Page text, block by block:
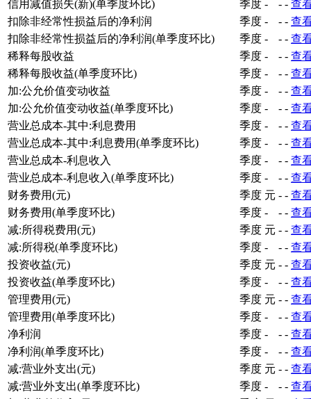
信用减值损失(新)(单季度环比)
季度 - - - 查
扣除非经常性损益后的净利润
季度 - - - 查
扣除非经常性损益后的净利润(单季度环比)
季度 - - - 查
稀释每股收益
季度 - - - 查
稀释每股收益(单季度环比)
季度 - - - 查
加:公允价值变动收益
季度 - - - 查
加:公允价值变动收益(单季度环比)
季度 - - - 查
营业总成本-其中:利息费用
季度 - - - 查
营业总成本-其中:利息费用(单季度环比)
季度 - - - 查
营业总成本-利息收入
季度 - - - 查
营业总成本-利息收入(单季度环比)
季度 - - - 查
财务费用(元)
季度 元 - - 查
财务费用(单季度环比)
季度 - - - 查
减:所得税费用(元)
季度 元 - - 查
减:所得税(单季度环比)
季度 - - - 查
投资收益(元)
季度 元 - - 查
投资收益(单季度环比)
季度 - - - 查
管理费用(元)
季度 元 - - 查
管理费用(单季度环比)
季度 - - - 查
净利润
季度 - - - 查
净利润(单季度环比)
季度 - - - 查
减:营业外支出(元)
季度 元 - - 查
减:营业外支出(单季度环比)
季度 - - - 查